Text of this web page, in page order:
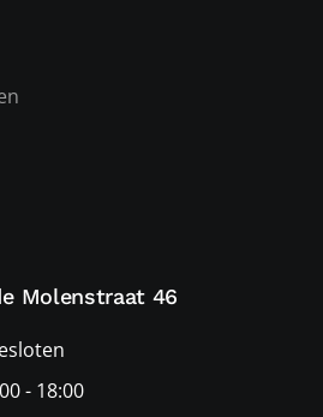
Molenstraat 46
- 18:00